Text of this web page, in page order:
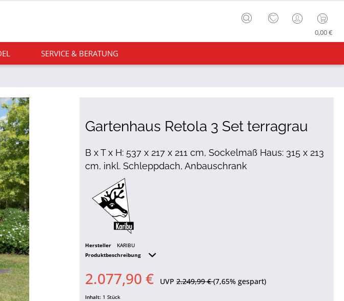
0,00 €
SERVICE & BERATUNG
Gartenhaus Retola 3 Set terragrau
B x T x H: 537 x 217 x 211 cm, Sockelmaß Haus: 315 x 213
cm, inkl. Schleppdach, Anbauschrank
Hersteller
KARIBU
Produktbeschreibung
2.077,90 € UVP2.249,99 €(7,65% gespart)
Inhalt: 1 Stück